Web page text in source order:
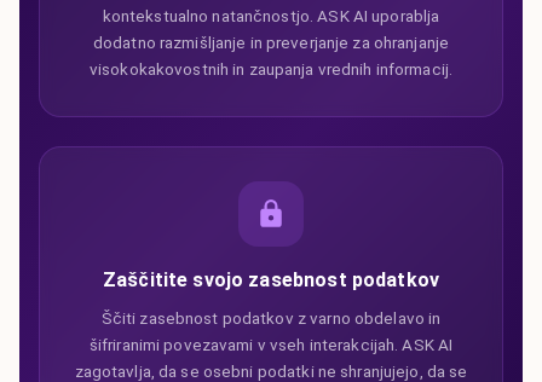
kontekstualno natančnostjo. ASK AI uporablja
dodatno razmišljanje in preverjanje za ohranjanje
visokokakovostnih in zaupanja vrednih informacij.
Zaščitite svojo zasebnost podatkov
Ščiti zasebnost podatkov z varno obdelavo in
šifriranimi povezavami v vseh interakcijah. ASK AI
zagotavlja, da se osebni podatki ne shranjujejo, da se